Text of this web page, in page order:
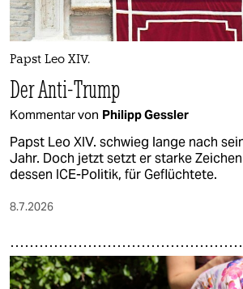
Papst Leo XIV.
Der Anti-Trump
Kommentar von Philipp Gessler
Papst Leo XIV. schwieg lange nach
Jahr. Doch jetzt setzt er starke
dessen ICE-Politik, für Geflüchtete.
8.7.2026